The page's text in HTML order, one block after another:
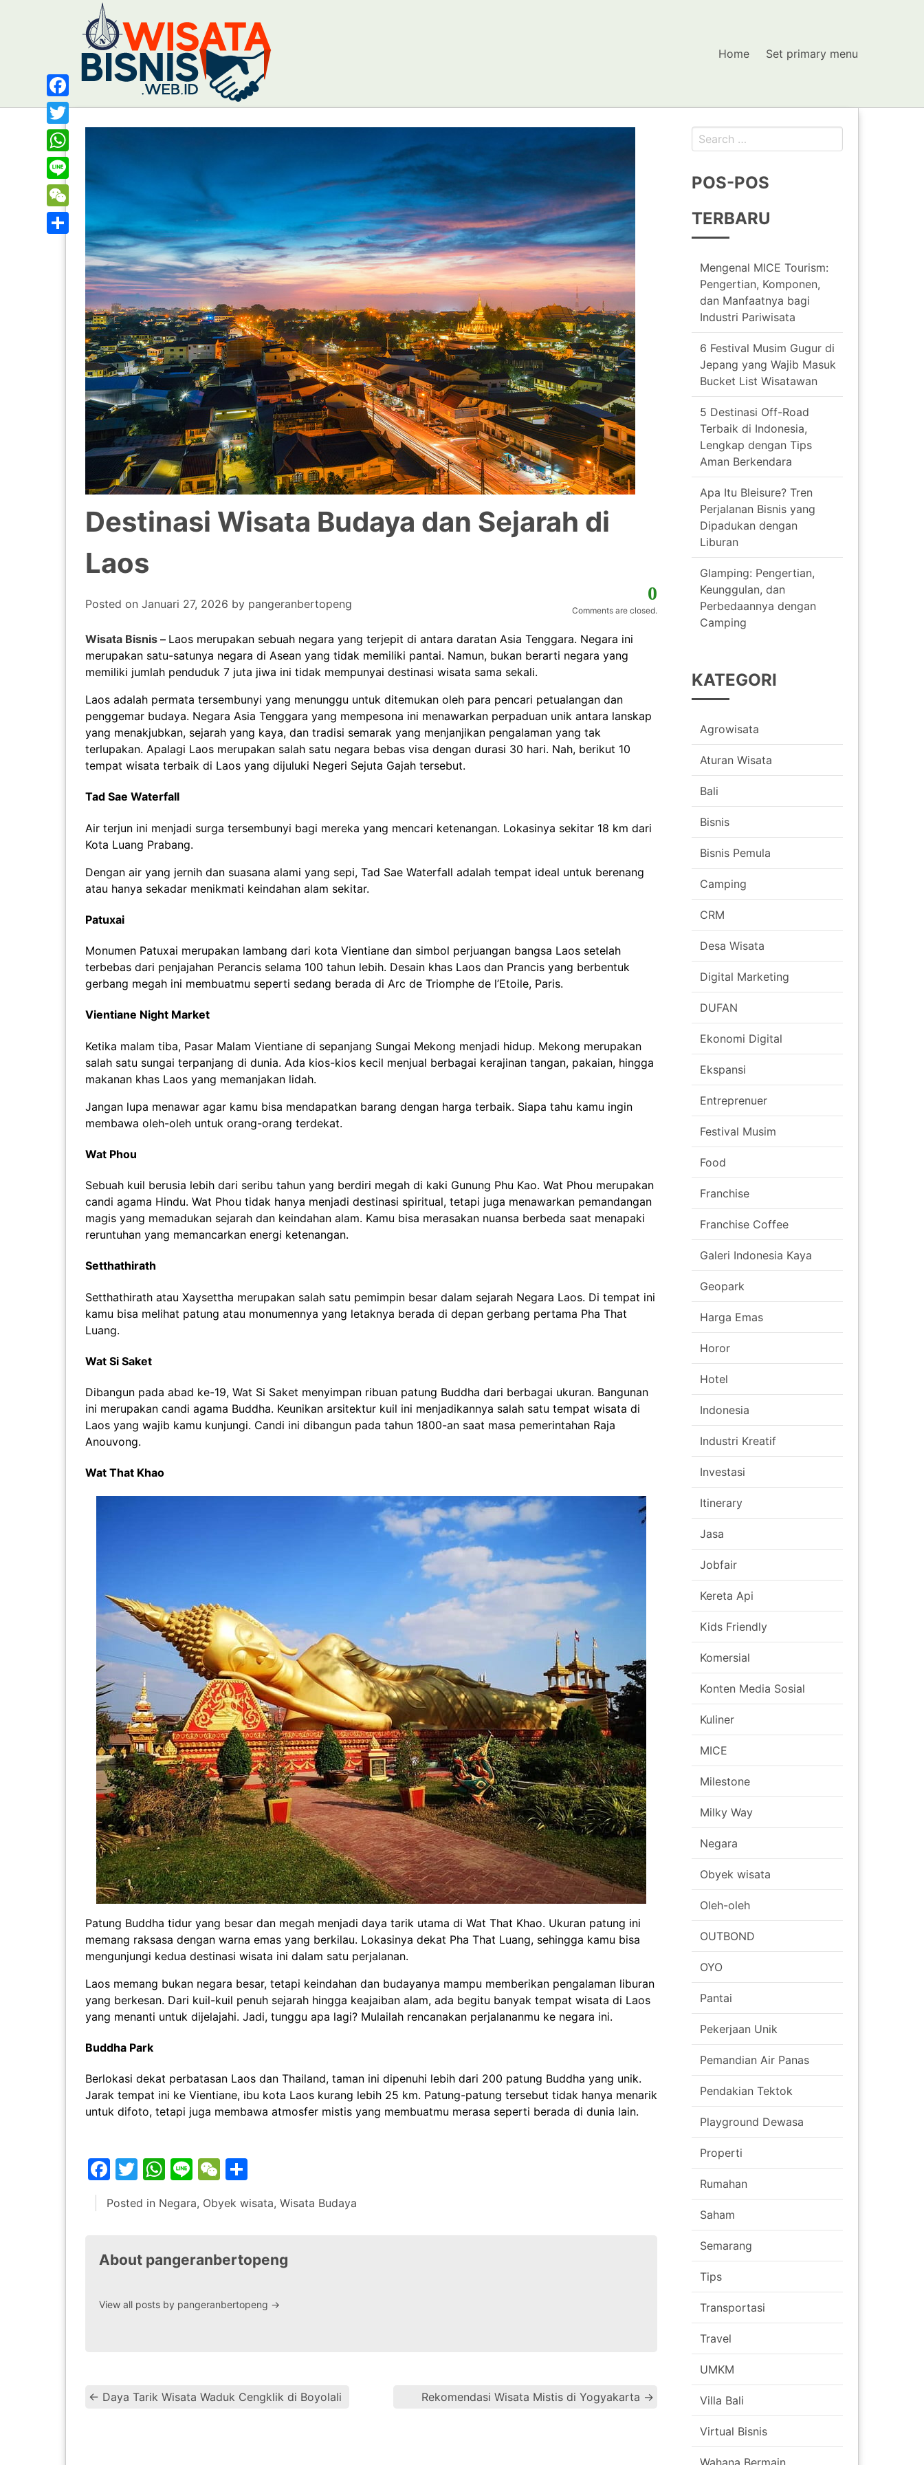
Home Set primary menu
Destinasi Wisata Budaya dan Sejarah di
Laos
0
Comments are closed.
Posted on Januari 27, 2026 by pangeranbertopeng
Wisata Bisnis – Laos merupakan sebuah negara yang terjepit di antara daratan Asia Tenggara. Negara ini
merupakan satu-satunya negara di Asean yang tidak memiliki pantai. Namun, bukan berarti negara yang
memiliki jumlah penduduk 7 juta jiwa ini tidak mempunyai destinasi wisata sama sekali.
Laos adalah permata tersembunyi yang menunggu untuk ditemukan oleh para pencari petualangan dan
penggemar budaya. Negara Asia Tenggara yang mempesona ini menawarkan perpaduan unik antara lanskap
yang menakjubkan, sejarah yang kaya, dan tradisi semarak yang menjanjikan pengalaman yang tak
terlupakan. Apalagi Laos merupakan salah satu negara bebas visa dengan durasi 30 hari. Nah, berikut 10
tempat wisata terbaik di Laos yang dijuluki Negeri Sejuta Gajah tersebut.
Tad Sae Waterfall
Air terjun ini menjadi surga tersembunyi bagi mereka yang mencari ketenangan. Lokasinya sekitar 18 km dari
Kota Luang Prabang.
Dengan air yang jernih dan suasana alami yang sepi, Tad Sae Waterfall adalah tempat ideal untuk berenang
atau hanya sekadar menikmati keindahan alam sekitar.
Patuxai
Monumen Patuxai merupakan lambang dari kota Vientiane dan simbol perjuangan bangsa Laos setelah
terbebas dari penjajahan Perancis selama 100 tahun lebih. Desain khas Laos dan Prancis yang berbentuk
gerbang megah ini membuatmu seperti sedang berada di Arc de Triomphe de l’Etoile, Paris.
Vientiane Night Market
Ketika malam tiba, Pasar Malam Vientiane di sepanjang Sungai Mekong menjadi hidup. Mekong merupakan
salah satu sungai terpanjang di dunia. Ada kios-kios kecil menjual berbagai kerajinan tangan, pakaian, hingga
makanan khas Laos yang memanjakan lidah.
Jangan lupa menawar agar kamu bisa mendapatkan barang dengan harga terbaik. Siapa tahu kamu ingin
membawa oleh-oleh untuk orang-orang terdekat.
Wat Phou
Sebuah kuil berusia lebih dari seribu tahun yang berdiri megah di kaki Gunung Phu Kao. Wat Phou merupakan
candi agama Hindu. Wat Phou tidak hanya menjadi destinasi spiritual, tetapi juga menawarkan pemandangan
magis yang memadukan sejarah dan keindahan alam. Kamu bisa merasakan nuansa berbeda saat menapaki
reruntuhan yang memancarkan energi ketenangan.
Setthathirath
Setthathirath atau Xaysettha merupakan salah satu pemimpin besar dalam sejarah Negara Laos. Di tempat ini
kamu bisa melihat patung atau monumennya yang letaknya berada di depan gerbang pertama Pha That
Luang.
Wat Si Saket
Dibangun pada abad ke-19, Wat Si Saket menyimpan ribuan patung Buddha dari berbagai ukuran. Bangunan
ini merupakan candi agama Buddha. Keunikan arsitektur kuil ini menjadikannya salah satu tempat wisata di
Laos yang wajib kamu kunjungi. Candi ini dibangun pada tahun 1800-an saat masa pemerintahan Raja
Anouvong.
Wat That Khao
Patung Buddha tidur yang besar dan megah menjadi daya tarik utama di Wat That Khao. Ukuran patung ini
memang raksasa dengan warna emas yang berkilau. Lokasinya dekat Pha That Luang, sehingga kamu bisa
mengunjungi kedua destinasi wisata ini dalam satu perjalanan.
Laos memang bukan negara besar, tetapi keindahan dan budayanya mampu memberikan pengalaman liburan
yang berkesan. Dari kuil-kuil penuh sejarah hingga keajaiban alam, ada begitu banyak tempat wisata di Laos
yang menanti untuk dijelajahi. Jadi, tunggu apa lagi? Mulailah rencanakan perjalananmu ke negara ini.
Buddha Park
Berlokasi dekat perbatasan Laos dan Thailand, taman ini dipenuhi lebih dari 200 patung Buddha yang unik.
Jarak tempat ini ke Vientiane, ibu kota Laos kurang lebih 25 km. Patung-patung tersebut tidak hanya menarik
untuk difoto, tetapi juga membawa atmosfer mistis yang membuatmu merasa seperti berada di dunia lain.
Facebook
Twitter
WhatsApp
LineWeChat
Posted in Negara, Obyek wisata, Wisata Budaya
About pangeranbertopeng
View all posts by pangeranbertopeng →
Post
navigation
← Daya Tarik Wisata Waduk Cengklik di Boyolali Rekomendasi Wisata Mistis di Yogyakarta →
Facebook
Twitter
WhatsApp
Line
WeChat
POS-POS
TERBARU
Mengenal MICE Tourism:
Pengertian, Komponen,
dan Manfaatnya bagi
Industri Pariwisata
6 Festival Musim Gugur di
Jepang yang Wajib Masuk
Bucket List Wisatawan
5 Destinasi Off-Road
Terbaik di Indonesia,
Lengkap dengan Tips
Aman Berkendara
Apa Itu Bleisure? Tren
Perjalanan Bisnis yang
Dipadukan dengan
Liburan
Glamping: Pengertian,
Keunggulan, dan
Perbedaannya dengan
Camping
KATEGORI
Agrowisata
Aturan Wisata
Bali
Bisnis
Bisnis Pemula
Camping
CRM
Desa Wisata
Digital Marketing
DUFAN
Ekonomi Digital
Ekspansi
Entreprenuer
Festival Musim
Food
Franchise
Franchise Coffee
Galeri Indonesia Kaya
Geopark
Harga Emas
Horor
Hotel
Indonesia
Industri Kreatif
Investasi
Itinerary
Jasa
Jobfair
Kereta Api
Kids Friendly
Komersial
Konten Media Sosial
Kuliner
MICE
Milestone
Milky Way
Negara
Obyek wisata
Oleh-oleh
OUTBOND
OYO
Pantai
Pekerjaan Unik
Pemandian Air Panas
Pendakian Tektok
Playground Dewasa
Properti
Rumahan
Saham
Semarang
Tips
Transportasi
Travel
UMKM
Villa Bali
Virtual Bisnis
Wahana Bermain